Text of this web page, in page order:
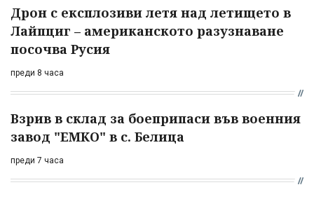
Дрон с експлозиви летя над летището в
Лайпциг – американското разузнаване
посочва Русия
преди 8 часа
Взрив в склад за боеприпаси във военния
завод "ЕМКО" в с. Белица
преди 7 часа